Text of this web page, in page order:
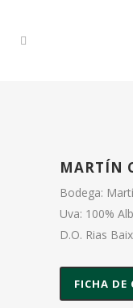
MARTÍN
Bodega:
Uva: 100%
D.O. Rias
FICHA DE